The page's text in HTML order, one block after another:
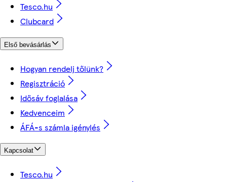
Tesco.hu
Clubcard
Első bevásárlás
Hogyan rendelj tőlünk?
Regisztráció
Idősáv foglalása
Kedvenceim
ÁFÁ-s számla igénylés
Kapcsolat
Tesco.hu